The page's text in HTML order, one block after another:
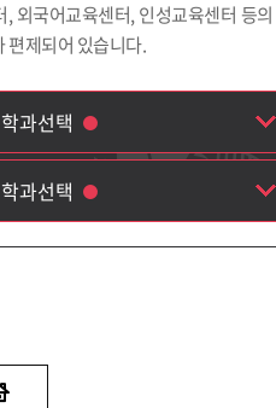
외국어교육센터, 인성교육센터 등
편제되어 있습니다.
학과선택
학과선택
육연구센터
어교육센터
전공학부